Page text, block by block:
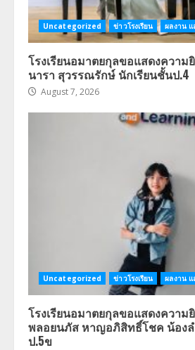
Uncategorized ข่าวโรงเรียน ผลงาน
โรงเรียนอมาตยกุลขอแสดงความ
นารา สุวรรณรักษ์ นักเรียนชั้นป.4
August 7, 2026
Uncategorized ข่าวโรงเรียน ผลงาน
โรงเรียนอมาตยกุลขอแสดงความ
พลอยนภัส หาญอภิสิทธิ์โชค น้อง
ป.5ข